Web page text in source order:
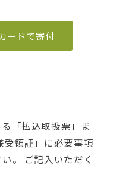
ードで寄付
「払込取扱票」ま
受領証」に必要事項
。 ご記入いただく